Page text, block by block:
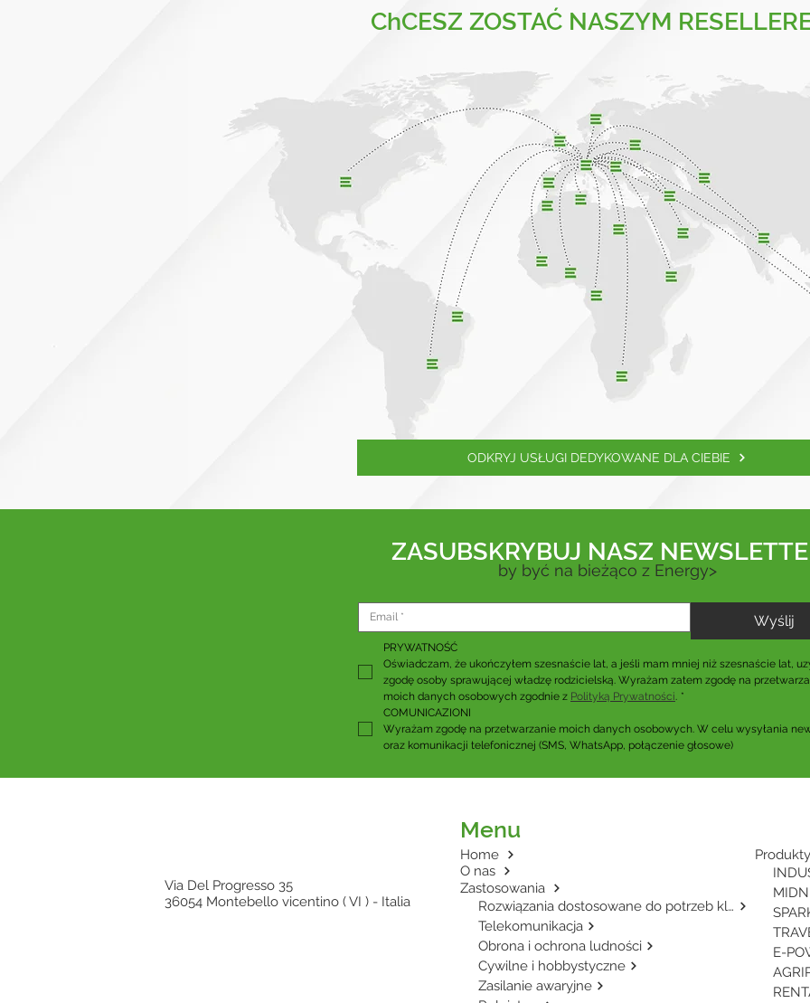
ChCESZ ZOSTAĆ NASZYM
ODKRYJ USŁUGI DEDYKOWANE DLA CIEBIE
ZASUBSKRYBUJ NASZ
by być na bieżąco z Energy>
Wyślij
PRYWATNOŚĆ
Oświadczam, że ukończyłem szesnaście lat, a jeśli mam mniej niż szesnaście lat,
zgodę osoby sprawującej władzę rodzicielską. Wyrażam zatem zgodę na
moich danych osobowych zgodnie z Polityką Prywatności. *
COMUNICAZIONI
Wyrażam zgodę na przetwarzanie moich danych osobowych. W celu wysyłania
oraz komunikacji telefonicznej (SMS, WhatsApp, połączenie głosowe)
Via Del Progresso 35
36054 Montebello vicentino ( VI ) - Italia
Menu
Home
O nas
Zastosowania
Rozwiązania dostosowane do potrzeb klienta
Telekomunikacja
Obrona i ochrona ludności
Cywilne i hobbystyczne
Zasilanie awaryjne
Produkty